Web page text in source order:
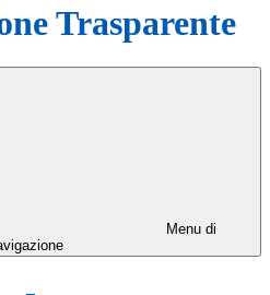
Trasparente
Menu di